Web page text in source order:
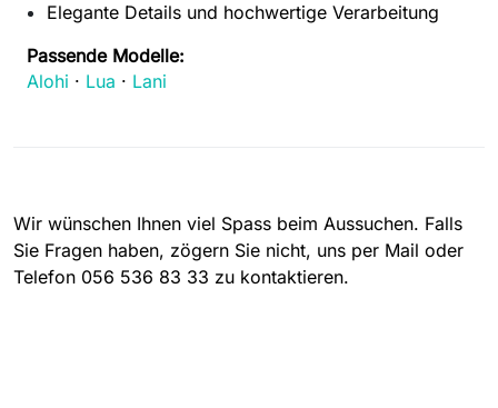
Elegante Details und hochwertige Verarbeitung
Passende Modelle:
Alohi · Lua · Lani
Wir wünschen Ihnen viel Spass beim Aussuchen. Falls
Sie Fragen haben, zögern Sie nicht, uns per Mail oder
Telefon 056 536 83 33 zu kontaktieren.